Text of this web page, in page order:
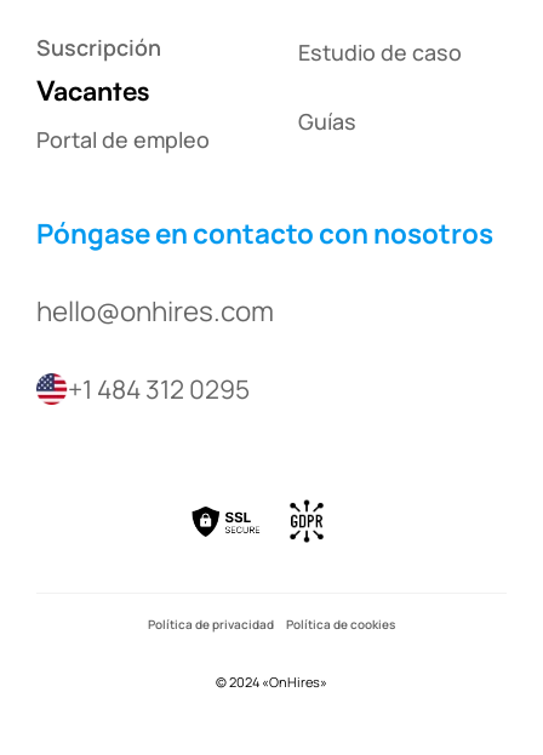
Suscripción Estudio de caso
Guías
Vacantes
Portal de empleo
Póngase en contacto con nosotros
hello@onhires.com
+1 484 312 0295
Política de privacidad Política de cookies
© 2024 «OnHires»